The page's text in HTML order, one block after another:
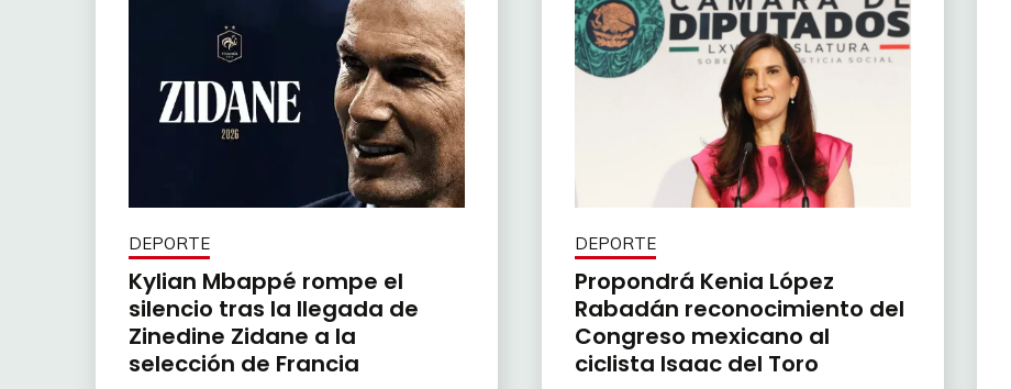
DEPORTE
Kylian Mbappé rompe el
silencio tras la llegada de
Zinedine Zidane a la
selección de Francia
DEPORTE
Propondrá Kenia López
Rabadán reconocimiento del
Congreso mexicano al
ciclista Isaac del Toro